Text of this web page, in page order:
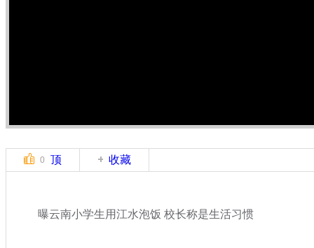
0 顶 收藏
曝云南小学生用江水泡饭 校长称是生活习惯